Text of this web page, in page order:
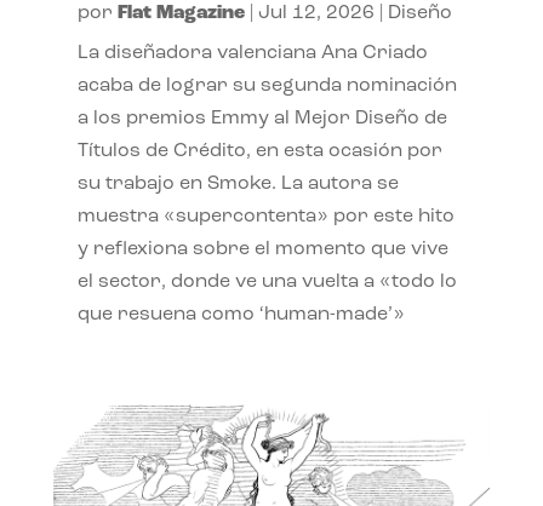
por Flat Magazine| Jul 12, 2026 Diseño
La diseñadora valenciana Ana Criado
acaba de lograr su segunda nominación
a los premios Emmy al Mejor Diseño de
Títulos de Crédito, en esta ocasión por
su trabajo en Smoke. La autora se
muestra «supercontenta» por este hito
y reflexiona sobre el momento que vive
el sector, donde ve una vuelta a «todo lo
que resuena como ‘human-made’»